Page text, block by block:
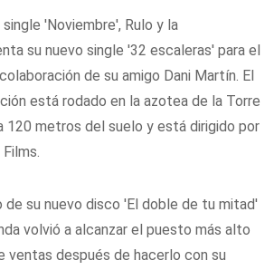
'Noviembre', Rulo y la
su nuevo single '32 escaleras' para el
de su amigo Dani Martín. El
está rodado en la azotea de la Torre
120 metros del suelo y está dirigido por
de su nuevo disco 'El doble de tu mitad'
volvió a alcanzar el puesto más alto
ventas después de hacerlo con su